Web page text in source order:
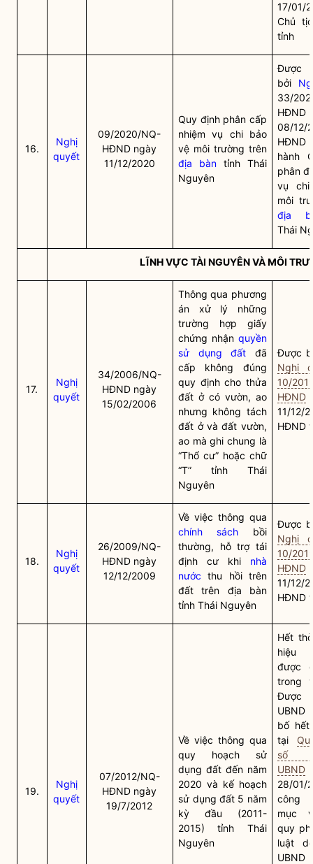
17/01/
Chủ
tỉnh
16.
Nghị
quyết
09/2020/NQ-
HĐND ngày
11/12/2020
Quy định phân cấp
nhiệm vụ chi bảo
vệ môi trường trên
địa bàntỉnh Thái
Nguyên
Được
bởi
33/
08/12/
HĐND
hành
phân
vụ
môi
địa
Thái
LĨNH VỰC TÀI NGUYÊN VÀ MÔI
17.
Nghị
quyết
34/2006/NQ-
HĐND ngày
15/02/2006
Thông qua phương
án xử lý những
trường hợp giấy
chứng nhận quyền
sử dụng đất đã
cấp không đúng
quy định cho thửa
đất ở có vườn, ao
nhưng không tách
đất ở và đất vườn,
ao mà ghi chung là
“Thổ cư” hoặc chữ
“T” tỉnh Thái
Nguyên
Được
Nghị
10/
HĐND
11/12/
HĐND
18.
Nghị
quyết
26/2009/NQ-
HĐND ngày
12/12/2009
Về việc thông qua
chính sách bồi
thường, hỗ trợ tái
định cư khi nhà
nước thu hồi trên
đất trên địa bàn
tỉnh Thái Nguyên
Được
Nghị
10/
HĐND
11/12/
HĐND
19.
Nghị
quyết
07/2012/NQ-
HĐND ngày
19/7/2012
Về việc thông qua
quy hoạch sử
dụng đất đến năm
2020 và kế hoạch
sử dụng đất 5 năm
kỳ đầu (2011-
2015) tỉnh Thái
Nguyên
Hết
hiệu
được
trong
Được
UBND
bố hết
tại
số
UBND
28/01/
công
mục
quy
luật
UBND